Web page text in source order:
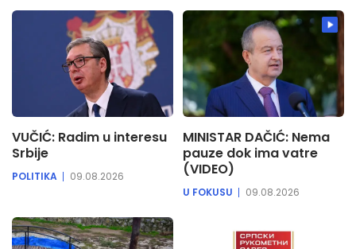
VUČIĆ: Radim u interesu
Srbije
POLITIKA 09.08.2026
MINISTAR DAČIĆ: Nema
pauze dok ima vatre
(VIDEO)
U FOKUSU 09.08.2026